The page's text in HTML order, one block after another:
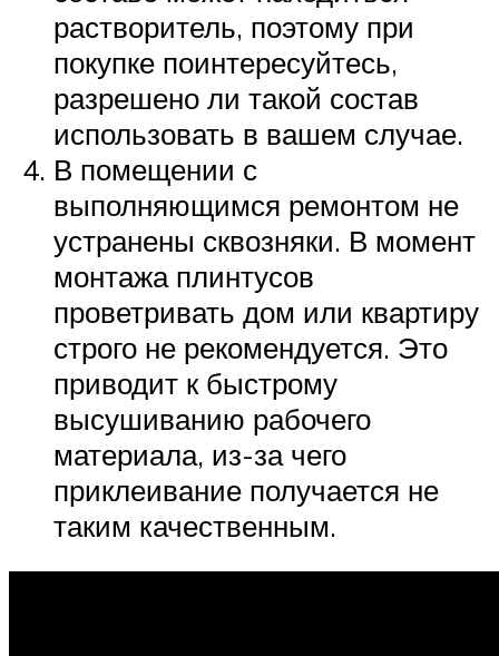
растворитель, поэтому при
покупке поинтересуйтесь,
разрешено ли такой состав
использовать в вашем случае.
В помещении с
выполняющимся ремонтом не
устранены сквозняки. В момент
монтажа плинтусов
проветривать дом или квартиру
строго не рекомендуется. Это
приводит к быстрому
высушиванию рабочего
материала, из-за чего
приклеивание получается не
таким качественным.